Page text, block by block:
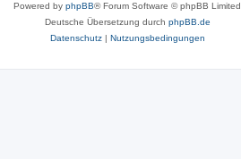
Powered by phpBB® Forum Software © phpBB Limited
Deutsche Übersetzung durch phpBB.de
Datenschutz| Nutzungsbedingungen